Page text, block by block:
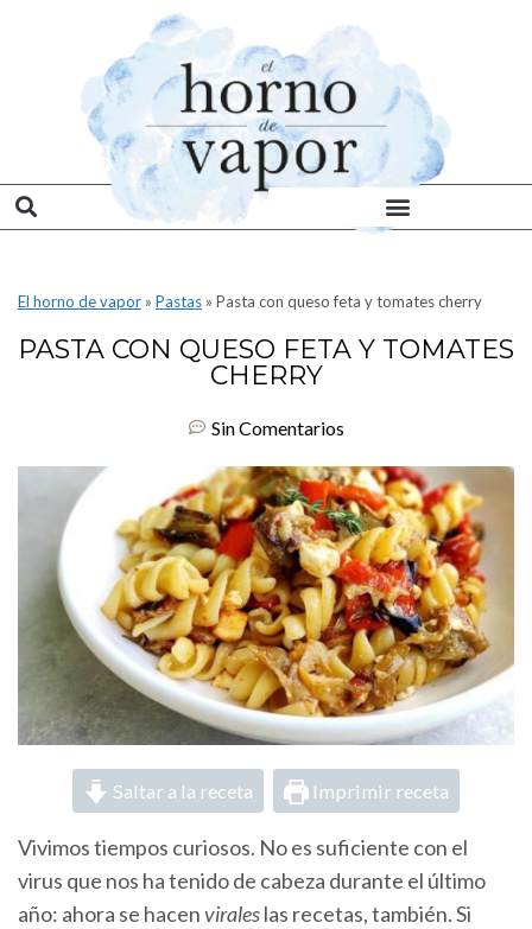
El horno de vapor » Pastas » Pasta con queso feta y tomates cherry
PASTA CON QUESO FETA Y TOMATES
CHERRY
Sin Comentarios
Saltar a la receta Imprimir receta
Vivimos tiempos curiosos. No es suficiente con el
virus que nos ha tenido de cabeza durante el último
año: ahora se hacenviraleslas recetas, también. Si